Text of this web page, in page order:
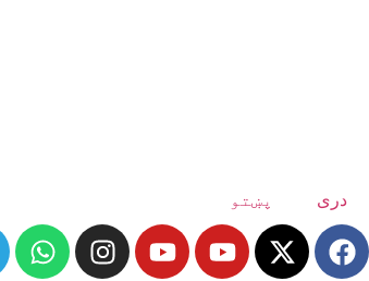
دری پښتو